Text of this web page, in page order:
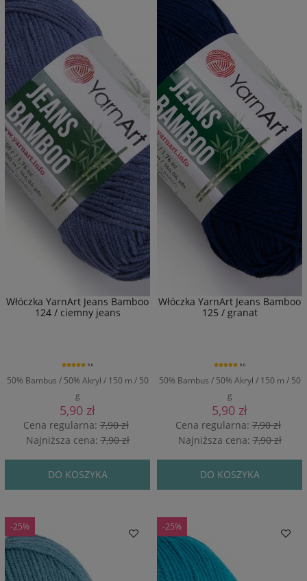
Włóczka YarnArt Jeans Bamboo
124 / ciemny jeans
50% Bambus / 50% Akryl / 150 m / 50
g
5.0
5,90 zł
Cena regularna:7,90 zł
Najniższa cena:7,90 zł
DO KOSZYKA
Włóczka YarnArt Jeans Bamboo
125 / granat
50% Bambus / 50% Akryl / 150 m / 50
g
5.0
5,90 zł
Cena regularna:7,90 zł
Najniższa cena:7,90 zł
DO KOSZYKA
-25% -25%